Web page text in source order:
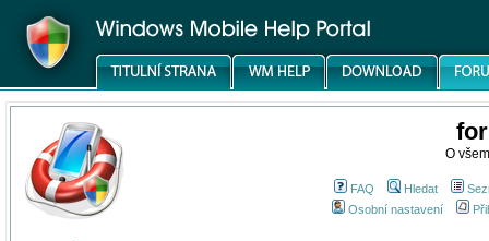
O
FAQ Hledat
Osobní nastavení